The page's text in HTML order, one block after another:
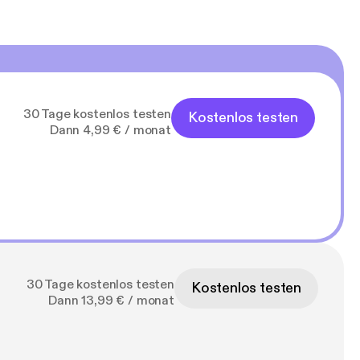
30 Tage kostenlos testen
Dann 4,99 € / monat
Kostenlos testen
30 Tage kostenlos testen
Dann 13,99 € / monat
Kostenlos testen